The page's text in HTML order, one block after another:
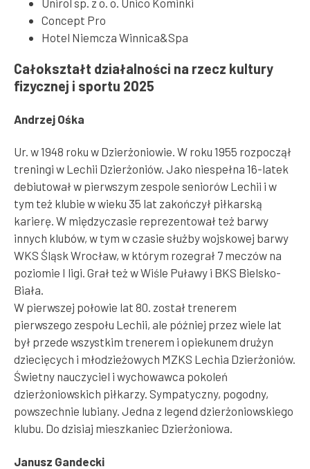
Unirol sp. z o. o. Unico Kominki
Concept Pro
Hotel Niemcza Winnica&Spa
Całokształt działalności na rzecz kultury
fizycznej i sportu 2025
Andrzej Ośka
Ur. w 1948 roku w Dzierżoniowie. W roku 1955 rozpoczął
treningi w Lechii Dzierżoniów. Jako niespełna 16-latek
debiutował w pierwszym zespole seniorów Lechii i w
tym też klubie w wieku 35 lat zakończył piłkarską
karierę. W międzyczasie reprezentował też barwy
innych klubów, w tym w czasie służby wojskowej barwy
WKS Śląsk Wrocław, w którym rozegrał 7 meczów na
poziomie I ligi. Grał też w Wiśle Puławy i BKS Bielsko-
Biała.
W pierwszej połowie lat 80. został trenerem
pierwszego zespołu Lechii, ale później przez wiele lat
był przede wszystkim trenerem i opiekunem drużyn
dziecięcych i młodzieżowych MZKS Lechia Dzierżoniów.
Świetny nauczyciel i wychowawca pokoleń
dzierżoniowskich piłkarzy. Sympatyczny, pogodny,
powszechnie lubiany. Jedna z legend dzierżoniowskiego
klubu. Do dzisiaj mieszkaniec Dzierżoniowa.
Janusz Gandecki